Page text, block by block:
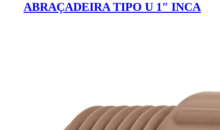
ABRAÇADEIRA TIPO U 1″ INCA